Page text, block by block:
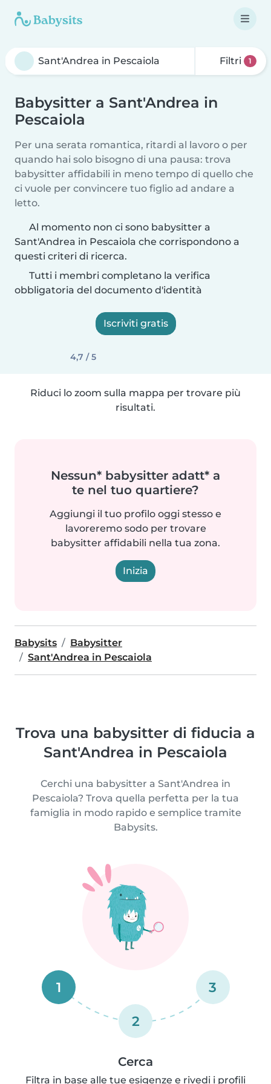
Filtri 1
Babysitter a Sant'Andrea in
Pescaiola
Per una serata romantica, ritardi al lavoro o per
quando hai solo bisogno di una pausa: trova
babysitter affidabili in meno tempo di quello che
ci vuole per convincere tuo figlio ad andare a
letto.
Al momento non ci sono babysitter a
Sant'Andrea in Pescaiola che corrispondono a
questi criteri di ricerca.
Tutti i membri completano la verifica
obbligatoria del documento d'identità
Iscriviti gratis
4,7 / 5
Riduci lo zoom sulla mappa per trovare più
risultati.
Nessun* babysitter adatt* a
te nel tuo quartiere?
Aggiungi il tuo profilo oggi stesso e
lavoreremo sodo per trovare
babysitter affidabili nella tua zona.
Inizia
Babysits
Babysitter
Sant'Andrea in Pescaiola
Trova una babysitter di fiducia a
Sant'Andrea in Pescaiola
Cerchi una babysitter a Sant'Andrea in
Pescaiola? Trova quella perfetta per la tua
famiglia in modo rapido e semplice tramite
Babysits.
1
2
3
Cerca
Filtra in base alle tue esigenze e rivedi i profili